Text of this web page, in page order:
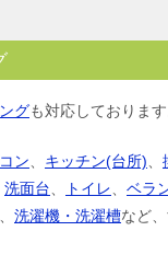
グも対応しております
ン、 キッチン(台所)、
洗面台、 トイレ、 ベラ
、 洗濯機・洗濯槽など